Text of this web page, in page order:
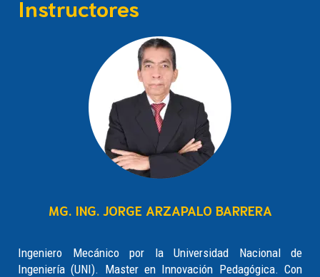
Instructores
MG. ING. JORGE ARZAPALO BARRERA
Ingeniero Mecánico por la Universidad Nacional de
Ingeniería (UNI). Master en Innovación Pedagógica. Con